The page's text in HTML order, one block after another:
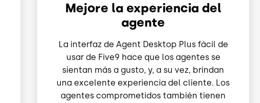
Mejore la experiencia del
agente
La interfaz de Agent Desktop Plus fácil de
usar de Five9 hace que los agentes se
sientan más a gusto, y, a su vez, brindan
una excelente experiencia del cliente. Los
agentes comprometidos también tienen